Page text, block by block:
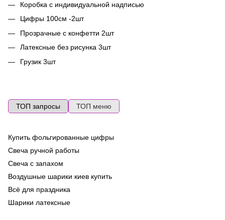
Коробка с индивидуальной надписью
Цифры 100см -2шт
Прозрачные с конфетти 2шт
Латексные без рисунка 3шт
Грузик 3шт
ТОП запросы ТОП меню
Купить фольгированные цифры
Свеча ручной работы
Свеча с запахом
Воздушные шарики киев купить
Всё для праздника
Шарики латексные